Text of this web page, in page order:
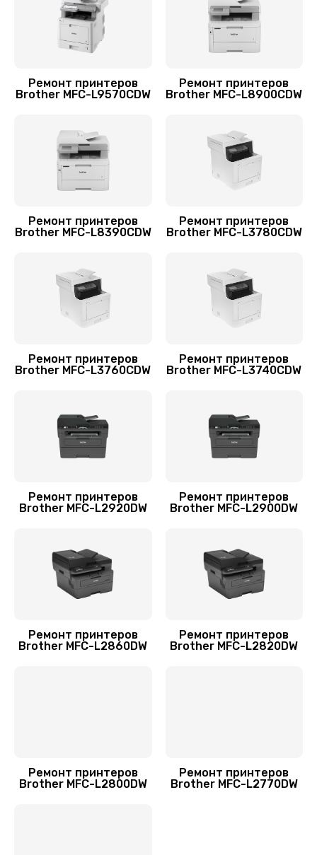
Замена абсорбера
900 руб.
Замена блока питания
Чистка блока проявки
Заказать
Ремонт принтеров
Brother MFC-L9570CDW
Ремонт принтеров
Brother MFC-L8900CDW
Ремонт принтеров
Brother MFC-L8390CDW
Ремонт принтеров
Brother MFC-L3780CDW
Ремонт принтеров
Brother MFC-L3760CDW
Ремонт принтеров
Brother MFC-L3740CDW
Ремонт принтеров
Brother MFC-L2920DW
Ремонт принтеров
Brother MFC-L2900DW
Ремонт принтеров
Brother MFC-L2860DW
Ремонт принтеров
Brother MFC-L2820DW
Ремонт принтеров
Brother MFC-L2800DW
Ремонт принтеров
Brother MFC-L2770DW